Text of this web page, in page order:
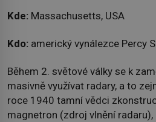
Kde: Massachusetts, USA
Kdo: americký vynálezce Percy
Během 2. světové války se k
masivně využívat radary, a to
roce 1940 tamní vědci
magnetron (zdroj vlnění